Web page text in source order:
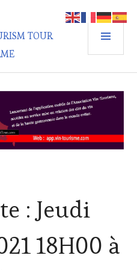
TOUR
: Jeudi
18H00 à